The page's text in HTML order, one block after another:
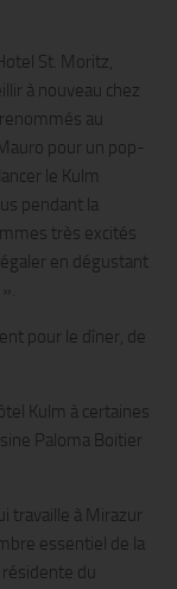
St. Moritz,
à nouveau chez
au
pour un pop-
le Kulm
pendant la
très excités
en dégustant
pour le dîner, de
Kulm à certaines
Paloma Boitier
travaille à Mirazur
essentiel de la
du